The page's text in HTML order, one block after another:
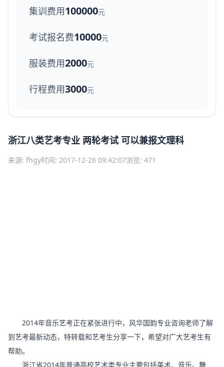
集训费用100000元
考试报名费10000元
服装费用2000元
行程费用3000元
浙江八类艺考专业 两轮考试 可以兼报文理科
来源: fhgy时间: 2017-12-26 09:42:07浏览: 471
2014年音乐艺考正在紧张进行中，风华国韵专业咨询老师了解
到艺考最新动态，特转载和艺考生分享一下，希望对广大艺考生有
帮助。
浙江省2014年普通高校艺术类专业主要包括美术、音乐、舞